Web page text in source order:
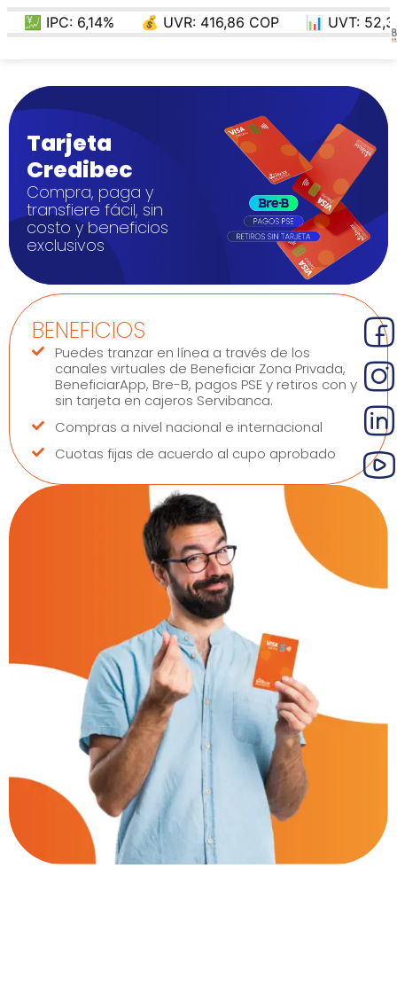
IPC:6,14 % 💰 UVR:416,86COP 📊 UVT: 52,374
Tarjeta
Credibec
Compra, paga y
transfiere fácil, sin
costo y beneficios
exclusivos
BENEFICIOS
Puedes tranzar en línea a través de los
canales virtuales de Beneficiar Zona Privada,
BeneficiarApp, Bre-B, pagos PSE y retiros con y
sin tarjeta en cajeros Servibanca.
Compras a nivel nacional e internacional
Cuotas fijas de acuerdo al cupo aprobado